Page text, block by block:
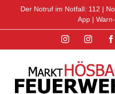
Der Notruf im Notfall: 112 |
App|
InstagramInstagram